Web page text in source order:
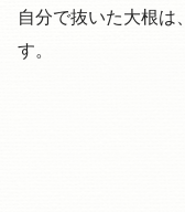
自分で抜いた大根は
す。